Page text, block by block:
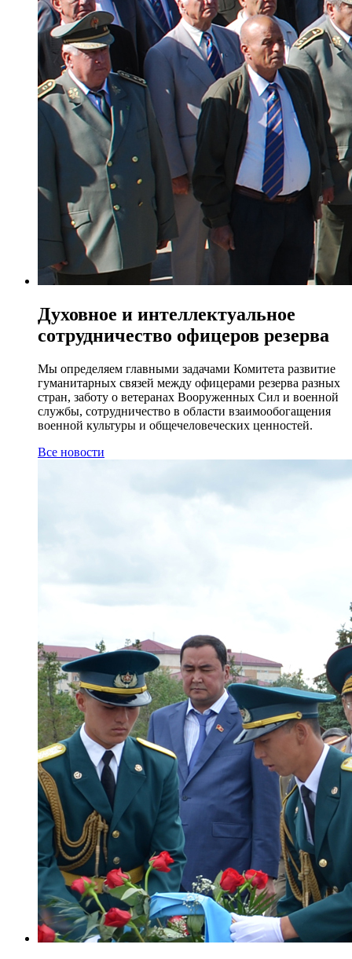
Духовное и интеллектуальное
сотрудничество офицеров резерва
Мы определяем главными задачами Комитета развитие
гуманитарных связей между офицерами резерва разных
стран, заботу о ветеранах Вооруженных Сил и военной
службы, сотрудничество в области взаимообогащения
военной культуры и общечеловеческих ценностей.
Все новости